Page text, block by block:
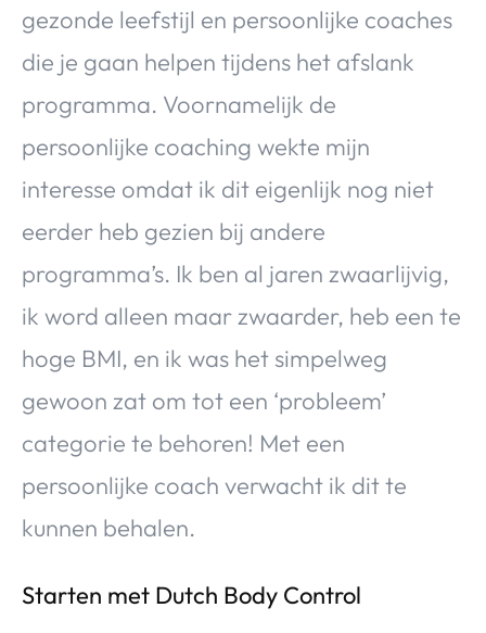
gezonde leefstijl en persoonlijke coaches
die je gaan helpen tijdens het afslank
programma. Voornamelijk de
persoonlijke coaching wekte mijn
interesse omdat ik dit eigenlijk nog niet
eerder heb gezien bij andere
programma’s. Ik ben al jaren zwaarlijvig,
ik word alleen maar zwaarder, heb een te
hoge BMI, en ik was het simpelweg
gewoon zat om tot een ‘probleem’
categorie te behoren! Met een
persoonlijke coach verwacht ik dit te
kunnen behalen.
Starten met Dutch Body Control